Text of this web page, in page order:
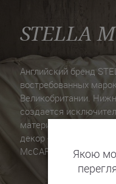
STELLA
Английский бренд
востребованных
Великобритании.
создается
материалов. Вставки
декор - делают
McCARTNEYЯкою